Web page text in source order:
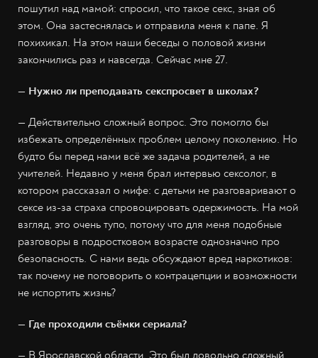
пошутил над мамой: спросил, что такое секс, зная об
этом. Она застеснялась и отправила меня к папе. Я
похихикал. На этом наши беседы о половой жизни
закончились раз и навсегда. Сейчас мне 27.
— Нужно ли преподавать секспросвет в школах?
— Действительно сложный вопрос. Это помогло бы
избежать определённых проблем целому поколению. Но
будто бы перед нами всё же задача родителей, а не
учителей. Недавно у меня брал интервью сексолог, в
котором рассказал о мифе: с детьми не разговаривают о
сексе из-за страха спровоцировать одержимость. На мой
взгляд, это очень тупо, потому что для меня подобные
разговоры в подростковом возрасте однозначно про
безопасность. С нами ведь обсуждают вред наркотиков:
так почему не поговорить о контрацепции и возможности
не испортить жизнь?
— Где проходили съёмки сериала?
— В Ярославской области. Это был довольно сложный